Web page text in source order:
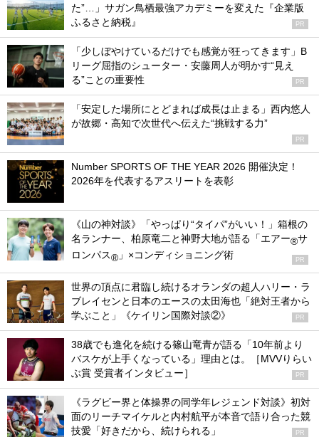
た”…」サガン鳥栖最強アカデミーを変えた『企業版
ふるさと納税』
PR
「少しぼやけているだけでも感覚が狂ってきます」B
リーグ屈指のシューター・安藤周人が明かす“見え
る”ことの重要性
PR
「安定した場所にとどまれば成長は止まる」西内悠人
が故郷・高知で次世代へ伝えた“挑戦する力”
PR
Number SPORTS OF THE YEAR 2026 開催決定！
2026年を代表するアスリートを表彰
《山の神対談》「やっぱり“タイパ”がいい！」箱根の
名ランナー、柏原竜二と神野大地が語る「エアー®サ
ロンパス® 」×コンディショニング術 PR
世界の頂点に君臨し続けるオランダの超人ハリー・ラ
ブレイセンと日本のエースの太田海也「絶対王者から
学ぶこと」《ケイリン国際対談②》
PR
38歳でも進化を続ける篠山竜青が語る「10年前より
バスケが上手くなっている」理由とは。［MVVりらい
ぶ賞 受賞者インタビュー］
PR
《ラグビー界と体操界の同学年レジェンド対談》初対
面のリーチマイケルと内村航平が本音で語り合った競
技愛「好きだから、続けられる」
PR